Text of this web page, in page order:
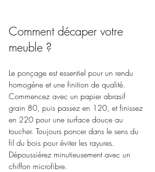
Comment décaper votre
meuble ?
Le ponçage est essentiel pour un rendu
homogène et une finition de qualité.
Commencez avec un papier abrasif
grain 80, puis passez en 120, et finissez
en 220 pour une surface douce au
toucher. Toujours poncer dans le sens du
fil du bois pour éviter les rayures.
Dépoussiérez minutieusement avec un
chiffon microfibre.